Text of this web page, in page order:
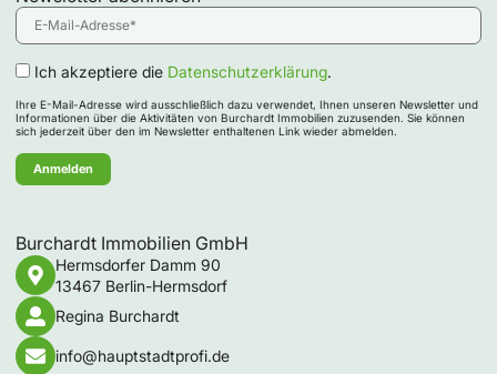
Ich akzeptiere die Datenschutzerklärung.
Ihre E-Mail-Adresse wird ausschließlich dazu verwendet, Ihnen unseren Newsletter und
Informationen über die Aktivitäten von Burchardt Immobilien zuzusenden. Sie können
sich jederzeit über den im Newsletter enthaltenen Link wieder abmelden.
Burchardt Immobilien GmbH
Hermsdorfer Damm 90
13467 Berlin-Hermsdorf
Regina Burchardt
info@hauptstadtprofi.de